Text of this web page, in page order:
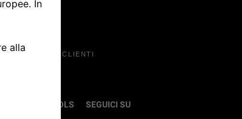
SERVIZIO CLIENTI
SHOPPING TOOLS SEGUICI SU